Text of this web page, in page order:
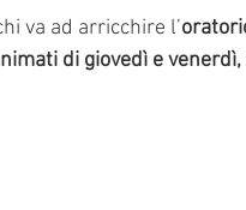
va ad arricchire l’
di giovedì e venerdì,